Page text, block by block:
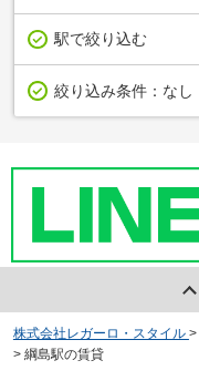
駅で絞り込む
絞り込み条件： なし
株式会社レガーロ・スタイル >
> 綱島駅の賃貸